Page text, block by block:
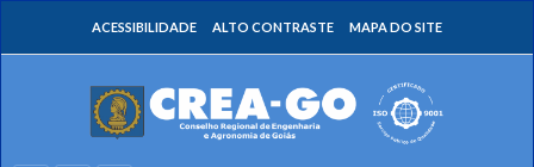
ACESSIBILIDADE ALTO CONTRASTE MAPA DO SITE